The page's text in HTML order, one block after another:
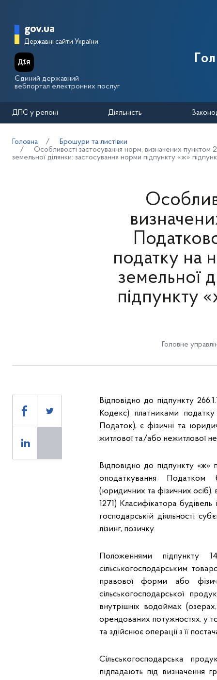
Головна сторінка Державної
gov.ua
Державні сайти України
Єдиний державний
вебпортал електронних послуг
ДПС у регіоні Діяльність
Головна
Брошури та листівки
Особливості застосування норм, визначених пунктом
земельної ділянки: застосування норми підпункту «ж»
податку на
земельної
підпункту
Головне
Відповідно до підпункту
Кодекс) платниками
Податок), є фізичні та
житлової та/або нежитлової
Відповідно до підпункту «ж»
оподаткування Податком
(юридичних та фізичних осіб),
1271) Класифікатора
господарській діяльності
лізинг, позичку.
Положеннями підпункту
сільськогосподарським
правової форми або
сільськогосподарської
внутрішніх водоймах
орендованих потужностях, у
та здійснює операції з її
Сільськогосподарська
підпадають під